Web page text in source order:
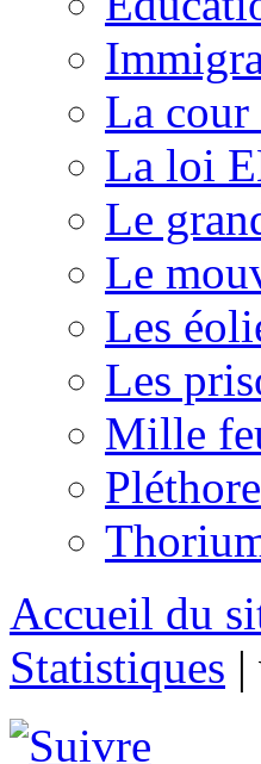
La cour
La loi
Le
Le
Les
Les
Mille
Accueil du
Statistiques |